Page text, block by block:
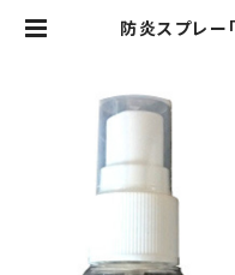
防炎スプレー
日本防炎